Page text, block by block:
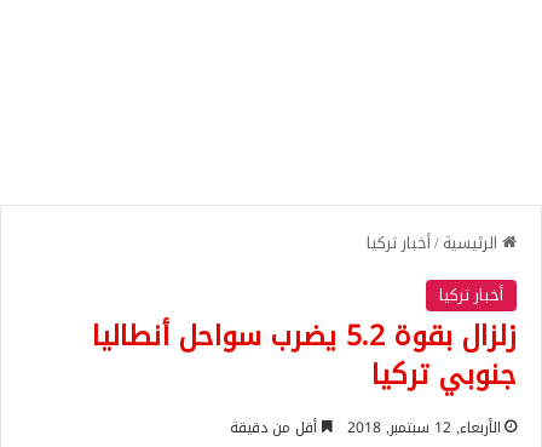
الرئيسية/أخبار تركيا
أخبار تركيا
زلزال بقوة 5.2 يضرب سواحل أنطاليا
جنوبي تركيا
الأربعاء, 12 سبتمبر, 2018 أقل من دقيقة